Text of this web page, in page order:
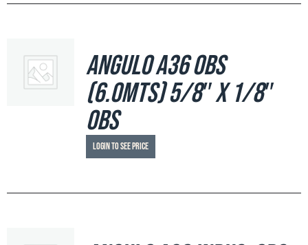
Angulo A36 OBS
(6.0mts) 5/8″ x 1/8″
OBS
Login to see price